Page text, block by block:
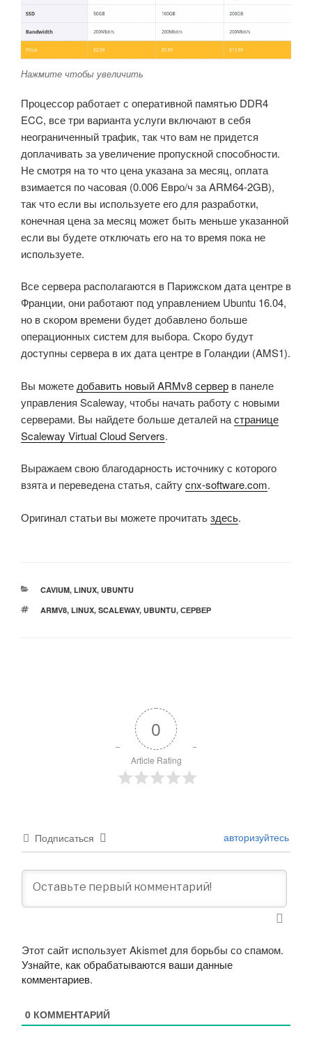
Нажмите чтобы увеличить
Процессор работает с оперативной памятью DDR4
ECC, все три варианта услуги включают в себя
неограниченный трафик, так что вам не придется
доплачивать за увеличение пропускной способности.
Не смотря на то что цена указана за месяц, оплата
взимается по часовая (0.006 Евро/ч за ARM64-2GB),
так что если вы используете его для разработки,
конечная цена за месяц может быть меньше указанной
если вы будете отключать его на то время пока не
используете.
Все сервера располагаются в Парижском дата центре в
Франции, они работают под управлением Ubuntu 16.04,
но в скором времени будет добавлено больше
операционных систем для выбора. Скоро будут
доступны сервера в их дата центре в Голандии (AMS1).
Вы можете добавить новый ARMv8 сервер в панеле
управления Scaleway, чтобы начать работу с новыми
серверами. Вы найдете больше деталей настранице
Scaleway Virtual Cloud Servers.
Выражаем свою благодарность источнику с которого
взята и переведена статья, сайтуcnx-software.com.
Оригинал статьи вы можете прочитатьздесь.
РУБРИКИ
CAVIUM, LINUX, UBUNTU
МЕТКИ
ARMV8, LINUX, SCALEWAY, UBUNTU, СЕРВЕР
0
Article Rating
Подписаться авторизуйтесь
Этот сайт использует Akismet для борьбы со спамом.
Узнайте, как обрабатываются ваши данные
комментариев.
0 КОММЕНТАРИЙ